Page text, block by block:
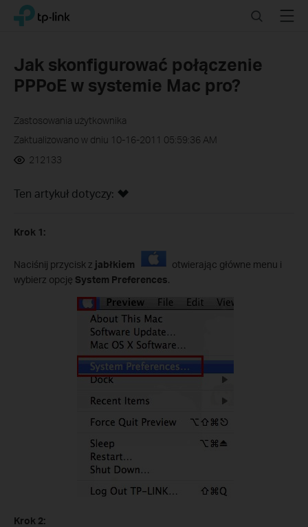
Click
navigation
TP-Link, Reliably Smart SearchMenu
Jak skonfigurować połączenie
PPPoE w systemie Mac pro?
Zastosowania użytkownika
Zaktualizowano w dniu 10-16-2011 05:59:36 AM
212133
Ten artykuł dotyczy:
Krok 1:
Naciśnij przycisk z jabłkiem
otwierając główne menu i
wybierz opcję System Preferences.
Krok 2: